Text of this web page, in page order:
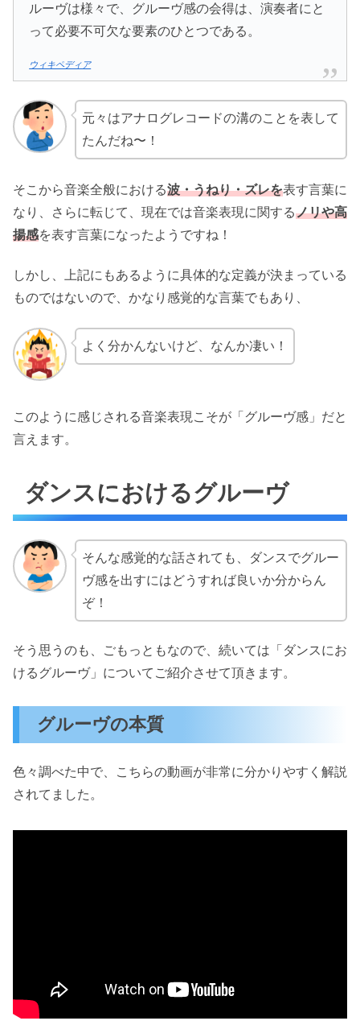
ルーヴは様々で、グルーヴ感の会得は、演奏者にと
って必要不可欠な要素のひとつである。
ウィキペディア
元々はアナログレコードの溝のことを表して
たんだね〜！
そこから音楽全般における波・うねり・ズレを表す言葉に
なり、さらに転じて、現在では音楽表現に関するノリや高
揚感を表す言葉になったようですね！
しかし、上記にもあるように具体的な定義が決まっている
ものではないので、かなり感覚的な言葉でもあり、
よく分かんないけど、なんか凄い！
このように感じされる音楽表現こそが「グルーヴ感」だと
言えます。
ダンスにおけるグルーヴ
そんな感覚的な話されても、ダンスでグルー
ヴ感を出すにはどうすれば良いか分からん
ぞ！
そう思うのも、ごもっともなので、続いては「ダンスにお
けるグルーヴ」についてご紹介させて頂きます。
グルーヴの本質
色々調べた中で、こちらの動画が非常に分かりやすく解説
されてました。